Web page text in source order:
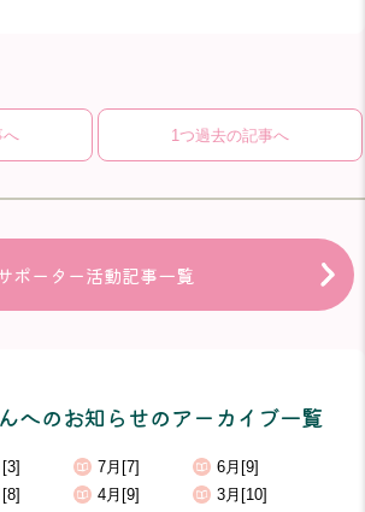
へ 1つ過去の記事へ
ポーター活動記事一覧
へのお知らせのアーカイブ一覧
7月[7]
6月[9]
4月[9]
3月[10]